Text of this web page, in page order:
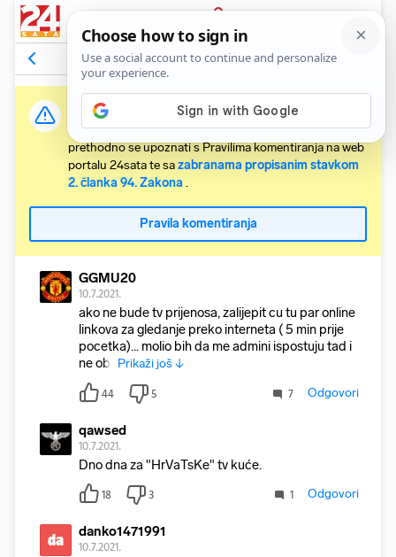
PRIJAVA
Komentari100 Relevantni
Važna obavijest:
Svaki korisnik koji želi komentirati članke obvezan je
prethodno se upoznati s Pravilima komentiranja na web
portalu 24sata te sazabranama propisanim stavkom
2. članka 94. Zakona .
Pravila komentiranja
GGMU20
10.7.2021.
ako ne bude tv prijenosa, zalijepit cu tu par online
linkova za gledanje preko interneta ( 5 min prije
pocetka)... molio bih da me admini ispostuju tad i
ne obr Prikaži još ↓
44 5 7 Odgovori
qawsed
10.7.2021.
Dno dna za "HrVaTsKe" tv kuće.
18 3 1 Odgovori
da danko1471991
10.7.2021.